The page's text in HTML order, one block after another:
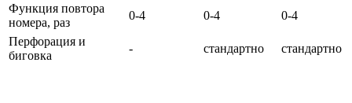
Функция повтора
номера, раз
0-4 0-4
0-4
Перфорация и
биговка
- стандартно стандартно